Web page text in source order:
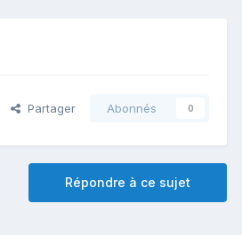
Partager Abonnés 0
Répondre à ce sujet